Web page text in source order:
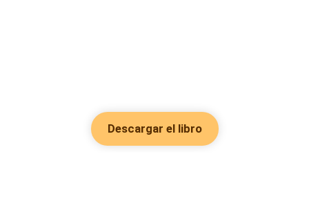
Descargar el libro